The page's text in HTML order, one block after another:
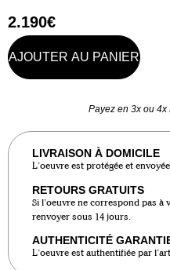
2.190€
AJOUTER AU PANIER
Payez en 3x ou
LIVRAISON À DOMICILE
L’oeuvre est protégée et
RETOURS GRATUITS
Si l’oeuvre ne correspond pas à
renvoyer sous 14 jours.
AUTHENTICITÉ
L’oeuvre est authentifiée par